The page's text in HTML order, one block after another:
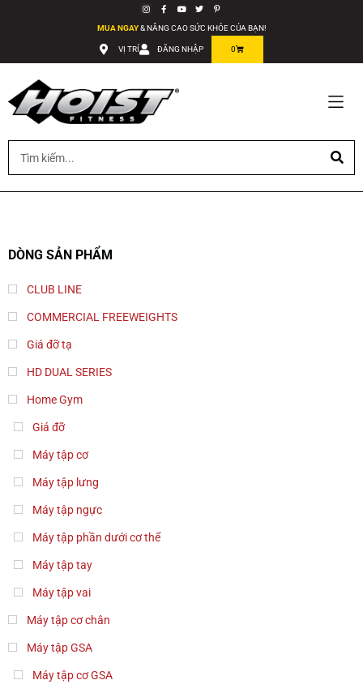
MUA NGAY& NÂNG CAO SỨC KHỎE CỦA BẠN!
VỊ TRÍ ĐĂNG NHẬP 0
DÒNG SẢN PHẨM
CLUB LINE
COMMERCIAL FREEWEIGHTS
Giá đỡ tạ
HD DUAL SERIES
Home Gym
Giá đỡ
Máy tập cơ
Máy tập lưng
Máy tập ngực
Máy tập phần dưới cơ thể
Máy tập tay
Máy tập vai
Máy tập cơ chân
Máy tập GSA
Máy tập cơ GSA